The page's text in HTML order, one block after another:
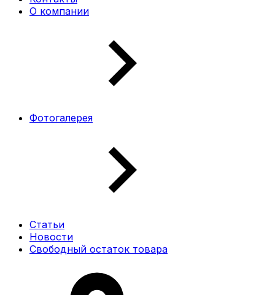
О компании
Фотогалерея
Статьи
Новости
Свободный остаток товара